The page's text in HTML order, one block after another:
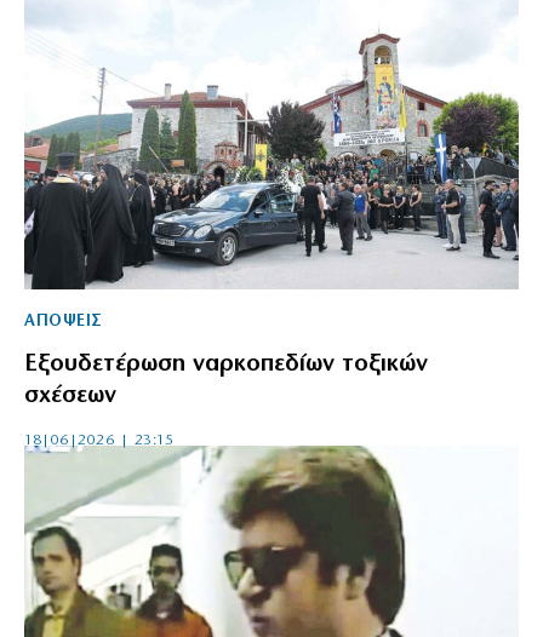
ΑΠΟΨΕΙΣ
Εξουδετέρωση ναρκοπεδίων τοξικών
σχέσεων
18|06|2026 | 23:15